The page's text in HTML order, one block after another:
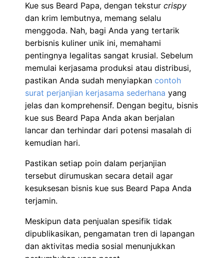
Kue sus Beard Papa, dengan tekstur crispy
dan krim lembutnya, memang selalu
menggoda. Nah, bagi Anda yang tertarik
berbisnis kuliner unik ini, memahami
pentingnya legalitas sangat krusial. Sebelum
memulai kerjasama produksi atau distribusi,
pastikan Anda sudah menyiapkan contoh
surat perjanjian kerjasama sederhana yang
jelas dan komprehensif. Dengan begitu, bisnis
kue sus Beard Papa Anda akan berjalan
lancar dan terhindar dari potensi masalah di
kemudian hari.
Pastikan setiap poin dalam perjanjian
tersebut dirumuskan secara detail agar
kesuksesan bisnis kue sus Beard Papa Anda
terjamin.
Meskipun data penjualan spesifik tidak
dipublikasikan, pengamatan tren di lapangan
dan aktivitas media sosial menunjukkan